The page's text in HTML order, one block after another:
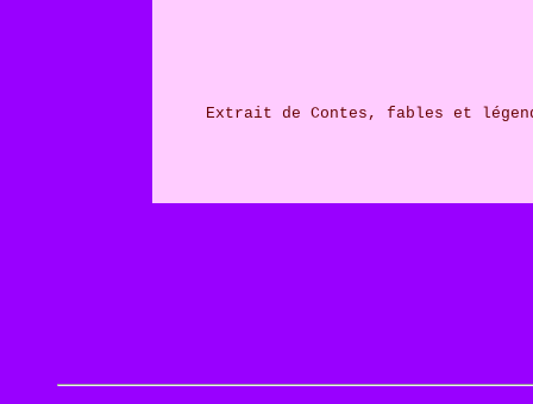
Extrait de Contes, fables et